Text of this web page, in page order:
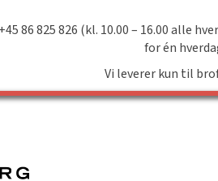
86 825 826 (kl. 10.00 – 16.00 alle
for én
Vi leverer kun til